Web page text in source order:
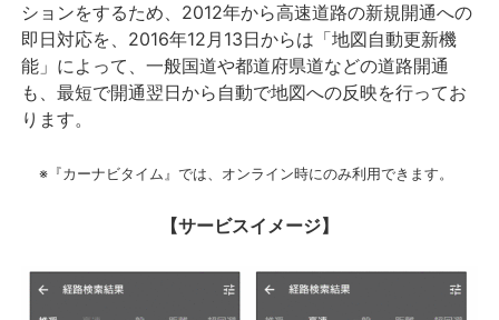
ションをするため、2012年から高速道路の新規開通への
即日対応を、2016年12月13日からは「地図自動更新機
能」によって、一般国道や都道府県道などの道路開通
も、最短で開通翌日から自動で地図への反映を行ってお
ります。
※『カーナビタイム』では、オンライン時にのみ利用できます。
【サービスイメージ】